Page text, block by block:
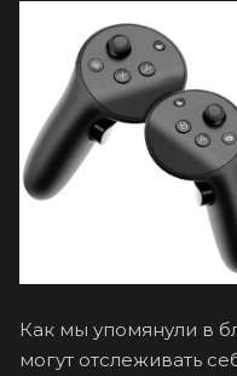
Как мы упомянули в
могут отслеживать